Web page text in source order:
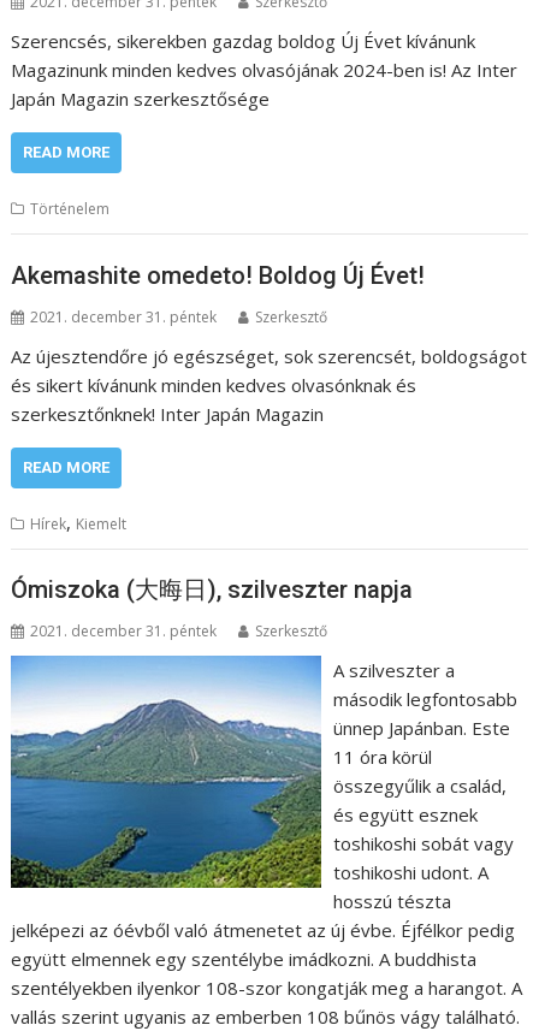
Szerencsés, sikerekben gazdag boldog Új Évet kívánunk
Magazinunk minden kedves olvasójának 2024-ben is! Az Inter
Japán Magazin szerkesztősége
READ MORE
Történelem
Akemashite omedeto! Boldog Új Évet!
2021. december 31. péntek Szerkesztő
Az újesztendőre jó egészséget, sok szerencsét, boldogságot
és sikert kívánunk minden kedves olvasónknak és
szerkesztőnknek! Inter Japán Magazin
READ MORE
Hírek, Kiemelt
Ómiszoka (大晦日), szilveszter napja
2021. december 31. péntek Szerkesztő
A szilveszter a
második legfontosabb
ünnep Japánban. Este
11 óra körül
összegyűlik a család,
és együtt esznek
toshikoshi sobát vagy
toshikoshi udont. A
hosszú tészta
jelképezi az óévből való átmenetet az új évbe. Éjfélkor pedig
együtt elmennek egy szentélybe imádkozni. A buddhista
szentélyekben ilyenkor 108-szor kongatják meg a harangot. A
vallás szerint ugyanis az emberben 108 bűnös vágy található.